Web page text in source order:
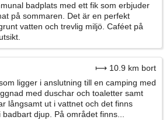
badplats med ett fik som erbjuder
på sommaren. Det är en perfekt
vatten och trevlig miljö. Caféet på
⟼ 10.9 km bort
ligger i anslutning till en camping med
med duschar och toaletter samt
långsamt ut i vattnet och det finns
djup. På området finns...